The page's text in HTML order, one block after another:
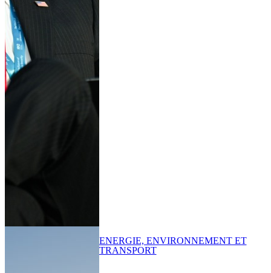
ENERGIE, ENVIRONNEMENT ET
TRANSPORT